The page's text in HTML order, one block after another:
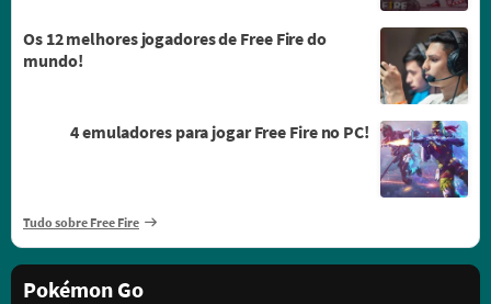
Os 12 melhores jogadores de Free Fire do
mundo!
4 emuladores para jogar Free Fire no PC!
Tudo sobre Free Fire
Pokémon Go